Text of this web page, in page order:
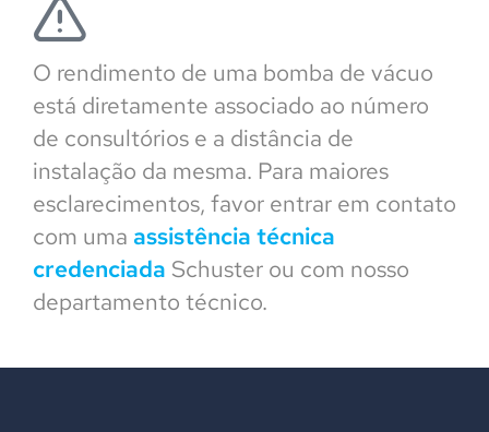
O rendimento de uma bomba de vácuo
está diretamente associado ao número
de consultórios e a distância de
instalação da mesma. Para maiores
esclarecimentos, favor entrar em contato
com uma assistência técnica
credenciada Schuster ou com nosso
departamento técnico.